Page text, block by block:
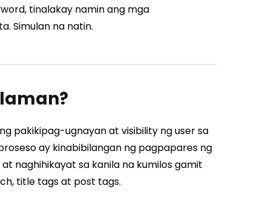
tinalakay namin ang mga
Simulan na natin.
pakikipag-ugnayan at visibility ng user sa
ay kinabibilangan ng pagpapares ng
naghihikayat sa kanila na kumilos gamit
title tags at post tags.